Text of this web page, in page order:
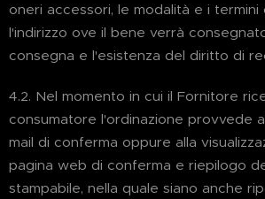
oneri accessori, le modalità e i termini
l'indirizzo ove il bene verrà
consegna e l'esistenza del diritto di
4.2. Nel momento in cui il Fornitore
consumatore l'ordinazione provvede
mail di conferma oppure alla
pagina web di conferma e riepilogo
stampabile, nella quale siano anche